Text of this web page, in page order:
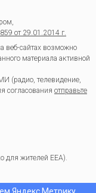
от 29.01.2014 г.
веб-сайтах возможно
материала активной
(радио, телевидение,
согласования отправьте
для жителей EEA).
Яндекс.Метрику.